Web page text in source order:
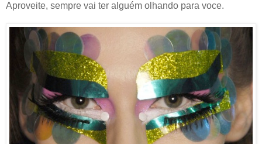
Aproveite, sempre vai ter alguém olhando para voce.